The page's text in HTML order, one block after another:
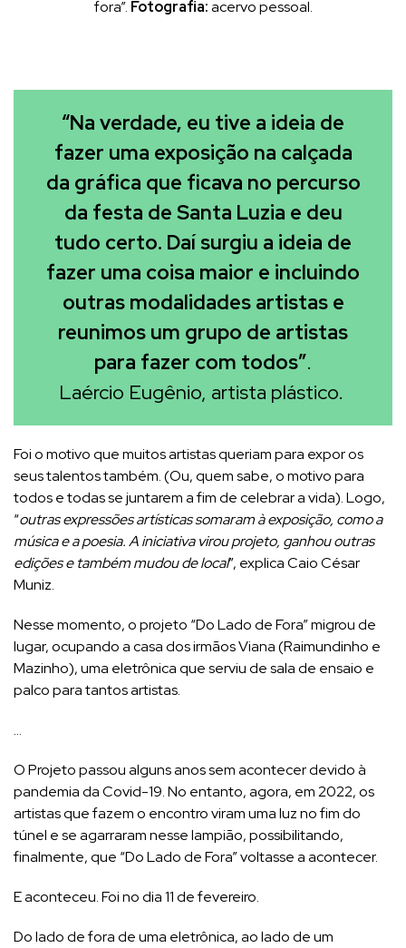
fora”. Fotografia:acervo pessoal.
“Na verdade, eu tive a ideia de
fazer uma exposição na calçada
da gráfica que ficava no percurso
da festa de Santa Luzia e deu
tudo certo. Daí surgiu a ideia de
fazer uma coisa maior e incluindo
outras modalidades artistas e
reunimos um grupo de artistas
para fazer com todos”.
Laércio Eugênio, artista plástico.
Foi o motivo que muitos artistas queriam para expor os
seus talentos também. (Ou, quem sabe, o motivo para
todos e todas se juntarem a fim de celebrar a vida). Logo,
“outras expressões artísticas somaram à exposição, como a
música e a poesia. A iniciativa virou projeto, ganhou outras
edições e também mudou de local”, explica Caio César
Muniz.
Nesse momento, o projeto “Do Lado de Fora” migrou de
lugar, ocupando a casa dos irmãos Viana (Raimundinho e
Mazinho), uma eletrônica que serviu de sala de ensaio e
palco para tantos artistas.
…
O Projeto passou alguns anos sem acontecer devido à
pandemia da Covid-19. No entanto, agora, em 2022, os
artistas que fazem o encontro viram uma luz no fim do
túnel e se agarraram nesse lampião, possibilitando,
finalmente, que “Do Lado de Fora” voltasse a acontecer.
E aconteceu. Foi no dia 11 de fevereiro.
Do lado de fora de uma eletrônica, ao lado de um